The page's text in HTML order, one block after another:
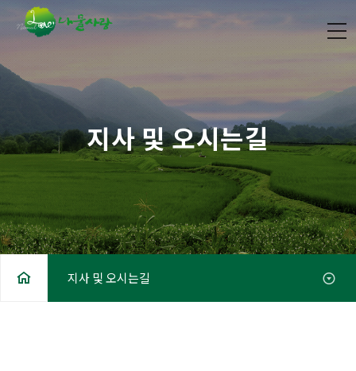
지사 및 오시는길
지사 및 오시는길